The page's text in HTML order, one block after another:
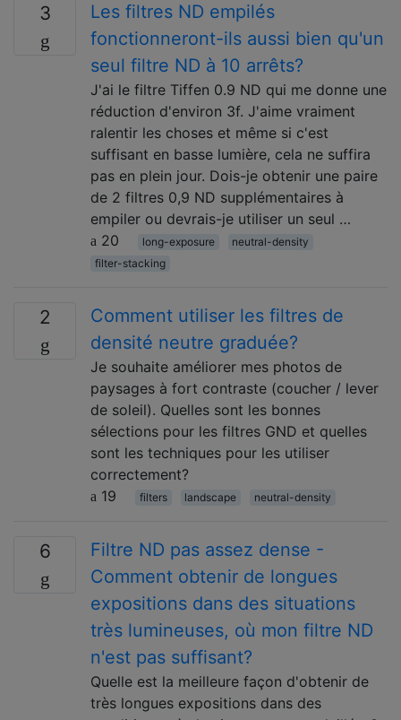
3
Les filtres ND empilés
fonctionneront-ils aussi bien qu'un
seul filtre ND à 10 arrêts?
J'ai le filtre Tiffen 0.9 ND qui me donne une
réduction d'environ 3f. J'aime vraiment
ralentir les choses et même si c'est
suffisant en basse lumière, cela ne suffira
pas en plein jour. Dois-je obtenir une paire
de 2 filtres 0,9 ND supplémentaires à
empiler ou devrais-je utiliser un seul …
20
long-exposure
neutral-density
filter-stacking
2
Comment utiliser les filtres de
densité neutre graduée?
Je souhaite améliorer mes photos de
paysages à fort contraste (coucher / lever
de soleil). Quelles sont les bonnes
sélections pour les filtres GND et quelles
sont les techniques pour les utiliser
correctement?
19
filters landscape neutral-density
6
Filtre ND pas assez dense -
Comment obtenir de longues
expositions dans des situations
très lumineuses, où mon filtre ND
n'est pas suffisant?
Quelle est la meilleure façon d'obtenir de
très longues expositions dans des